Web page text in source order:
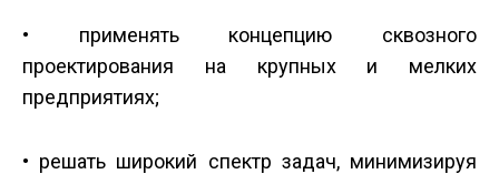
• применять концепцию сквозного
проектирования на крупных и мелких
предприятиях;
• решать широкий спектр задач, минимизируя